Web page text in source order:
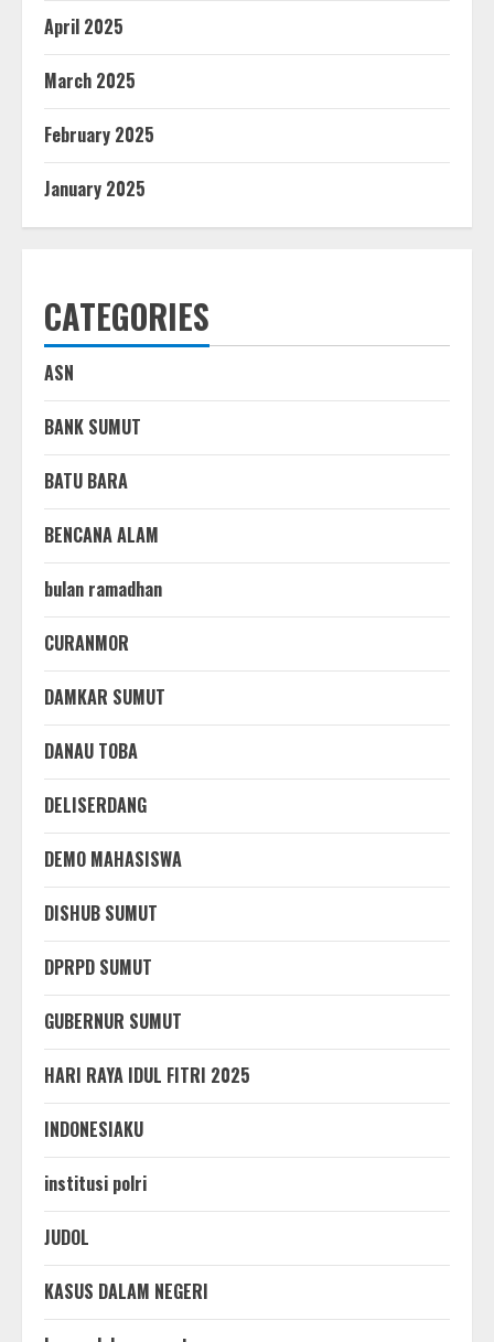
April 2025
March 2025
February 2025
January 2025
CATEGORIES
ASN
BANK SUMUT
BATU BARA
BENCANA ALAM
bulan ramadhan
CURANMOR
DAMKAR SUMUT
DANAU TOBA
DELISERDANG
DEMO MAHASISWA
DISHUB SUMUT
DPRPD SUMUT
GUBERNUR SUMUT
HARI RAYA IDUL FITRI 2025
INDONESIAKU
institusi polri
JUDOL
KASUS DALAM NEGERI